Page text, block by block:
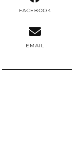
FACEBOOK
EMAIL